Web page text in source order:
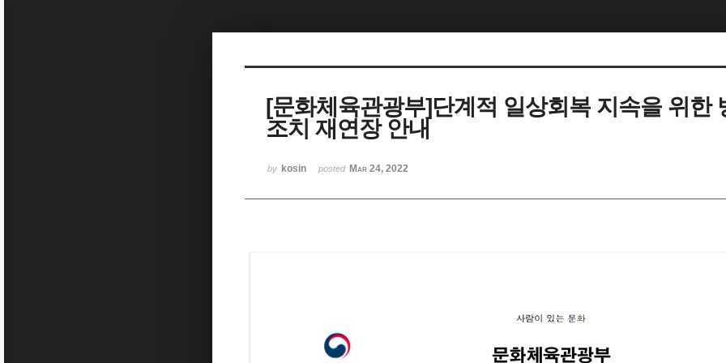
[문화체육관광부]단계적 일상회복 지속을 위한
조치 재연장 안내
by kosin posted Mar 24, 2022
Sketchbook5, 스케치북5
Sketchbook5, 스케치북5